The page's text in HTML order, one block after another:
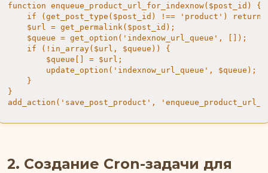
function enqueue_product_url_for_indexnow($post_id) {
    if (get_post_type($post_id) !== 'product') return;
    $url = get_permalink($post_id);
    $queue = get_option('indexnow_url_queue', []);
    if (!in_array($url, $queue)) {
        $queue[] = $url;
        update_option('indexnow_url_queue', $queue);
    }
}
add_action('save_post_product',
2. Создание Cron-задачи для